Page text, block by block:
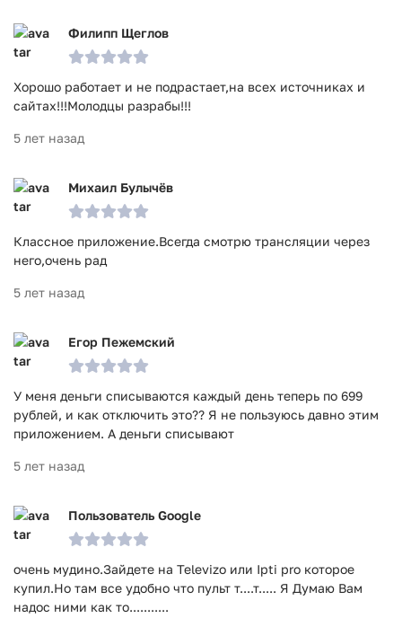
Филипп Щеглов
Хорошо работает и не подрастает,на всех источниках и
сайтах!!!Молодцы разрабы!!!
5 лет назад
Михаил Булычёв
Классное приложение.Всегда смотрю трансляции через
него,очень рад
5 лет назад
Егор Пежемский
У меня деньги списываются каждый день теперь по 699
рублей, и как отключить это?? Я не пользуюсь давно этим
приложением. А деньги списывают
5 лет назад
Пользователь Google
очень мудино.Зайдете на Televizo или Ipti pro которое
купил.Но там все удобно что пульт т....т..... Я Думаю Вам
надос ними как то...........